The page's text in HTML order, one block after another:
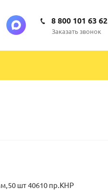
8 800 101 63 62
Заказать звонок
шт 40610 пр.КНР